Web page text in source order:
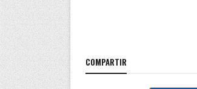
COMPARTIR